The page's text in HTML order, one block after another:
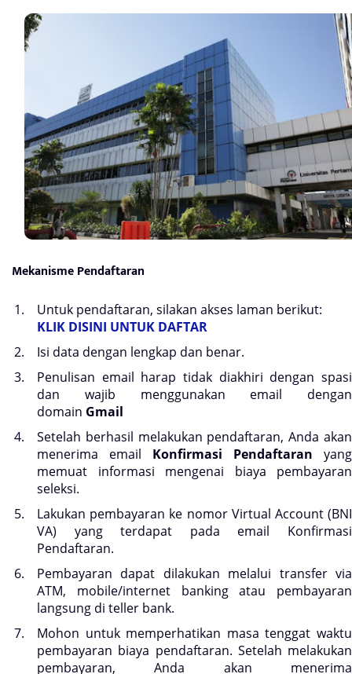
Mekanisme Pendaftaran
Untuk pendaftaran, silakan akses laman berikut:
KLIK DISINI UNTUK DAFTAR
Isi data dengan lengkap dan benar.
Penulisan email harap tidak diakhiri dengan spasi
dan wajib menggunakan email dengan
domain Gmail
Setelah berhasil melakukan pendaftaran, Anda akan
menerima email Konfirmasi Pendaftaran yang
memuat informasi mengenai biaya pembayaran
seleksi.
Lakukan pembayaran ke nomor Virtual Account (BNI
VA) yang terdapat pada email Konfirmasi
Pendaftaran.
Pembayaran dapat dilakukan melalui transfer via
ATM, mobile/internet banking atau pembayaran
langsung di teller bank.
Mohon untuk memperhatikan masa tenggat waktu
pembayaran biaya pendaftaran. Setelah melakukan
pembayaran, Anda akan menerima